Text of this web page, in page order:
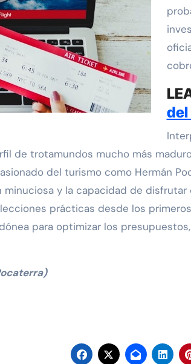
del
de trotamundos mucho más
del turismo como Hermán
y la capacidad de
prácticas desde los
para optimizar los